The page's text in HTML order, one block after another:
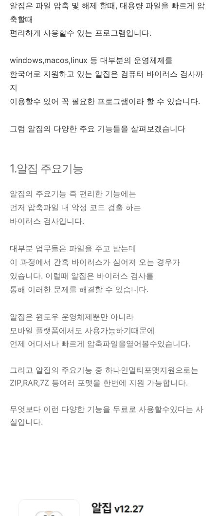
알집은 파일 압축 및 해제 할때, 대용량 파일을 빠르게 압
축할때
편리하게 사용할수 있는 프로그램입니다.
windows,macos,linux 등 대부분의 운영체제를
한국어로 지원하고 있는 알집은 컴퓨터 바이러스 검사까
지
이용할수 있어 꼭 필요한 프로그램이라 할 수 있습니다.
그럼 알집의 다양한 주요 기능들을 살펴보겠습니다
1.알집 주요기능
알집의 주요기능 즉 편리한 기능에는
먼저 압축파일 내 악성 코드 검출 하는
바이러스 검사입니다.
대부분 업무들은 파일을 주고 받는데
이 과정에서 간혹 바이러스가 심어져 오는 경우가
있습니다. 이럴때 알집은 바이러스 검사를
통해 이러한 문제를 해결할 수 있습니다.
알집은 윈도우 운영체제뿐만 아니라
모바일 플랫폼에서도 사용가능하기때문에
언제 어디서나 빠르게 압축파일을열어볼수있습니다.
그리고 알집의 주요기능 중 하나인멀티포맷지원으로는
ZIP,RAR,7Z 등여러 포맷을 한번에 지원 가능합니다.
무엇보다 이런 다양한 기능을 무료로 사용할수있다는 사
실입니다.